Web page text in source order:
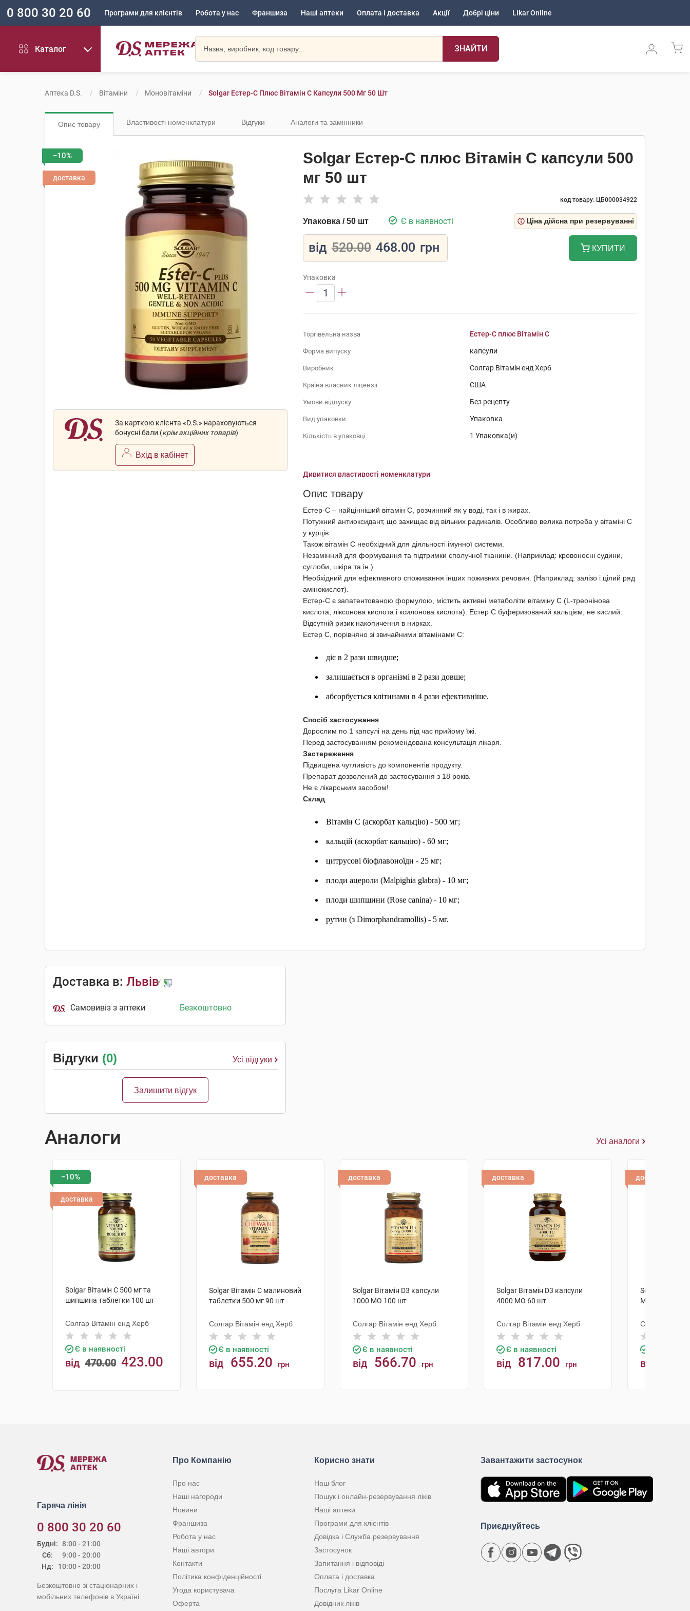
0 800 30 20 60 Програми для клієнтів Робота у нас Франшиза Наші аптеки Оплата і доставка Акції Добрі ціни Likar Online
Каталог ЗНАЙТИ
Аптека D.S. Вітаміни Моновітаміни Solgar Естер-С Плюс Вітамін С Капсули 500 Мг 50 Шт
Опис товару Властивості номенклатури Відгуки Аналоги та замінники
−10%
доставка
За карткою клієнта «D.S.» нараховуються
бонусні бали (крім акційних товарів)
Вхід в кабінет
Solgar Естер-С плюс Вітамін С капсули 500
мг 50 шт
код товару: ЦБ000034922
Упаковка / 50 шт Є в наявності Ціна дійсна при резервуванні
від 520.00 468.00 грн КУПИТИ
Упаковка
1
Торгівельна назва Естер-С плюс Вітамін С
Форма випуску капсули
Виробник Солгар Вітамін енд Херб
Країна власник ліцензії США
Умови відпуску Без рецепту
Вид упаковки Упаковка
Кількість в упаковці 1 Упаковка(и)
Дивитися властивості номенклатури
Опис товару
Естер-С – найцінніший вітамін С, розчинний як у воді, так і в жирах.
Потужний антиоксидант, що захищає від вільних радикалів. Особливо велика потреба у вітаміні С
у курців.
Також вітамін С необхідний для діяльності імунної системи.
Незамінний для формування та підтримки сполучної тканини. (Наприклад: кровоносні судини,
суглоби, шкіра та ін.)
Необхідний для ефективного споживання інших поживних речовин. (Наприклад: залізо і цілий ряд
амінокислот).
Естер-С є запатентованою формулою, містить активні метаболіти вітаміну С (L-треонінова
кислота, ліксонова кислота і ксилонова кислота). Естер С буферизований кальцієм, не кислий.
Відсутній ризик накопичення в нирках.
Естер С, порівняно зі звичайними вітамінами С:
діє в 2 рази швидше;
залишається в організмі в 2 рази довше;
абсорбується клітинами в 4 рази ефективніше.
Спосіб застосування
Дорослим по 1 капсулі на день під час прийому їжі.
Перед застосуванням рекомендована консультація лікаря.
Застереження
Підвищена чутливість до компонентів продукту.
Препарат дозволений до застосування з 18 років.
Не є лікарським засобом!
Склад
Вітамін C (аскорбат кальцію) - 500 мг;
кальцій (аскорбат кальцію) - 60 мг;
цитрусові біофлавоноїди - 25 мг;
плоди ацероли (Malpighia glabra) - 10 мг;
плоди шипшини (Rose canina) - 10 мг;
рутин (з Dimorphandramollis) - 5 мг.
Доставка в: Львів
Самовивіз з аптеки Безкоштовно
Відгуки (0) Усі відгуки
Залишити відгук
Аналоги Усі аналоги
−10%
доставка
Solgar Вітамін C 500 мг та
шипшина таблетки 100 шт
Солгар Вітамін енд Херб
Є в наявності
від 470.00 423.00
доставка
Solgar Вітамін C малиновий
таблетки 500 мг 90 шт
Солгар Вітамін енд Херб
Є в наявності
від 655.20 грн
доставка
Solgar Вітамін D3 капсули
1000 МО 100 шт
Солгар Вітамін енд Херб
Є в наявності
від 566.70 грн
доставка
Solgar Вітамін D3 капсули
4000 МО 60 шт
Солгар Вітамін енд Херб
Є в наявності
від 817.00 грн
доставка
Solgar
МО 60 шт
Солгар
від
Гаряча лінія
0 800 30 20 60
Будні:
Сб:
Нд:
8:00 - 21:00
9:00 - 20:00
10:00 - 20:00
Безкоштовно зі стаціонарних і
мобільних телефонів в Україні
Про Компанію
Про нас
Наші нагороди
Новини
Франшиза
Робота у нас
Наші автори
Контакти
Політика конфіденційності
Угода користувача
Оферта
Корисно знати
Наш блог
Пошук і онлайн-резервування ліків
Наші аптеки
Програми для клієнтів
Довідка і Служба резервування
Застосунок
Запитання і відповіді
Оплата і доставка
Послуга Likar Online
Довідник ліків
Завантажити застосунок
Приєднуйтесь